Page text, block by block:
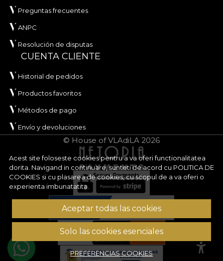
Acest site foloseste cookies pentru a va oferi functionalitatea
dorita. Navigand in continuare, sunteti de acord cu POLITICA DE
COOKIES si cu plasarea de cookies, cu scopul de a va oferi o
experienta imbunatatita.
Aceptar todas las cookies
Solo las cookies esenciales
PREFERENCIAS COOKIES
Preguntas frecuentes
ANPC
Resolución de disputas
CUENTA CLIENTE
Historial de pedidos
Productos favoritos
Métodos de pago
Envío y devoluciones
© House of VLAdiLA 2026